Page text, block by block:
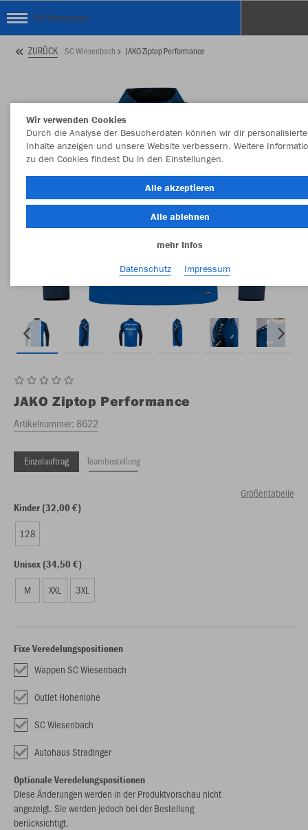
SC Wiesenbach
ZURÜCK SC Wiesenbach JAKO Ziptop Performance
JAKO Ziptop Performance
Artikelnummer:8622
Einzelauftrag Teambestellung
Größentabelle
Kinder (32,00 €)
128
Unisex (34,50 €)
M XXL 3XL
Fixe Veredelungspositionen
Wappen SC Wiesenbach
Outlet Hohenlohe
SC Wiesenbach
Autohaus Stradinger
Optionale Veredelungspositionen
Diese Änderungen werden in der Produktvorschau nicht
angezeigt. Sie werden jedoch bei der Bestellung
berücksichtigt.
Wir verwenden Cookies
Durch die Analyse der Besucherdaten können wir dir personalisierte
Inhalte anzeigen und unsere Website verbessern. Weitere
zu den Cookies findest Du in den Einstellungen.
Alle akzeptieren
Alle ablehnen
mehr Infos
Datenschutz
Impressum